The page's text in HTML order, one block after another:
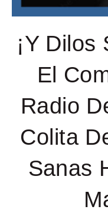
¡Y Dilos
El
Radio
Colita
Sanas